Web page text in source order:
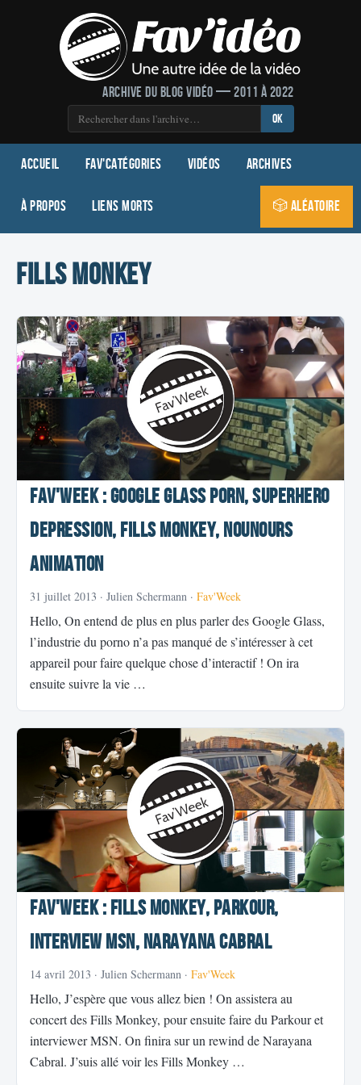
Archive du blog vidéo — 2011 à 2022
OK
Accueil Fav'Catégories Vidéos Archives
À propos Liens morts 🎲 Aléatoire
Fills Monkey
Fav'Week : Google Glass Porn, Superhero
Depression, Fills Monkey, Nounours
animation
31 juillet 2013 · Julien Schermann · Fav'Week
Hello, On entend de plus en plus parler des Google Glass,
l’industrie du porno n’a pas manqué de s’intéresser à cet
appareil pour faire quelque chose d’interactif ! On ira
ensuite suivre la vie …
Fav'Week : Fills Monkey, Parkour,
Interview MSN, Narayana Cabral
14 avril 2013 · Julien Schermann · Fav'Week
Hello, J’espère que vous allez bien ! On assistera au
concert des Fills Monkey, pour ensuite faire du Parkour et
interviewer MSN. On finira sur un rewind de Narayana
Cabral. J’suis allé voir les Fills Monkey …